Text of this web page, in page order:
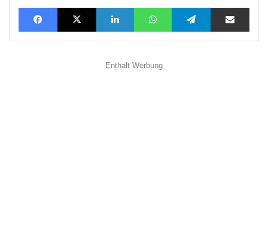
FacebookX LinkedInWhatsAppTelegramTeilen via E-Mail
Enthält Werbung